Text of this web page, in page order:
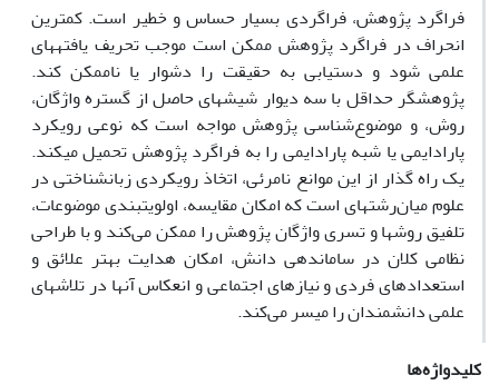
فراگرد پ‍ژوهش، فراگردی بسیار حساس و خطیر است. کمترین
انحراف در فراگرد پ‍ژوهش ممکن است موجب تحریف یافته‎های
علمی شود و دستیابی به حقیقت را دشوار یا ناممکن کند.
پ‍ژوهشگر حداقل با سه دیوار شیشه‎ای حاصل از گستره واژگان،
روش، و موضوع‌شناسی پ‍ژوهش مواجه است که نوعی رویکرد
پارادایمی یا شبه پارادایمی را به فراگرد پ‍ژوهش تحمیل می‎کند.
یک راه گذار از این موانع نامرئی، اتخاذ رویکردی زبان‎شناختی در
علوم میان‌رشته‎ای است که امکان مقایسه، اولویت‎بندی موضوعات،
تلفیق روش‎ها و تسری واژگان پ‍ژوهش را ممکن می‌کند و با طراحی
نظامی کلان در ساماندهی دانش، امکان هدایت بهتر علائق و
استعدادهای فردی و نیازهای اجتماعی و انعکاس آنها در تلاش‎های
علمی دانشمندان را میسر می‌کند.
کلیدواژه‌ها